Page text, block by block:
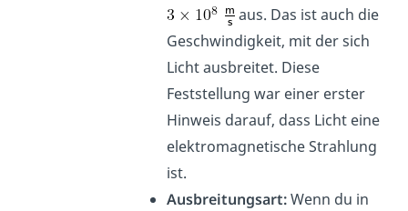
aus. Das ist auch die
Geschwindigkeit, mit der sich
Licht ausbreitet. Diese
Feststellung war einer erster
Hinweis darauf, dass Licht eine
elektromagnetische Strahlung
ist.
Ausbreitungsart:Wenn du in